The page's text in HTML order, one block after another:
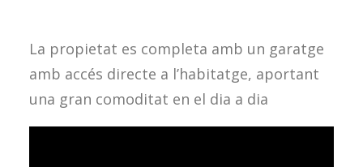
La propietat es completa amb un garatge
amb accés directe a l’habitatge, aportant
una gran comoditat en el dia a dia